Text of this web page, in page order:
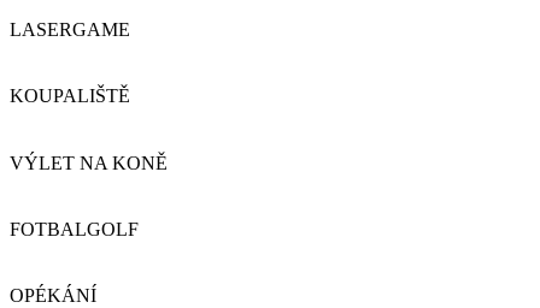
LASERGAME
KOUPALIŠTĚ
VÝLET NA KONĚ
FOTBALGOLF
OPÉKÁNÍ